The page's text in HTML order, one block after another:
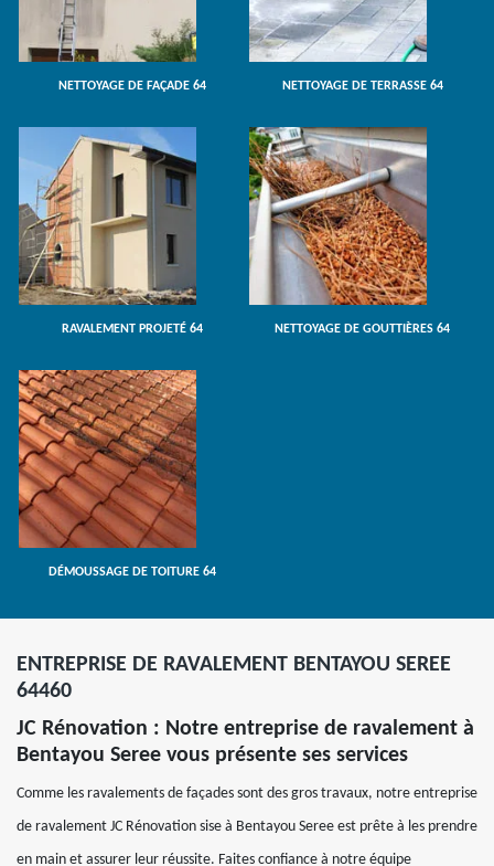
NETTOYAGE DE FAÇADE 64 NETTOYAGE DE TERRASSE 64
RAVALEMENT PROJETÉ 64 NETTOYAGE DE GOUTTIÈRES 64
DÉMOUSSAGE DE TOITURE 64
ENTREPRISE DE RAVALEMENT BENTAYOU SEREE
64460
JC Rénovation : Notre entreprise de ravalement à
Bentayou Seree vous présente ses services
Comme les ravalements de façades sont des gros travaux, notre entreprise
de ravalement JC Rénovation sise à Bentayou Seree est prête à les prendre
en main et assurer leur réussite. Faites confiance à notre équipe